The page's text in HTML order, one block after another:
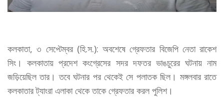
কলকাতা, ৩ সেপ্টেম্বর (হি.স.): অবশেষে গ্রেফতার বিজেপি নেতা রাকেশ
সিং। কলকাতায় প্রদেশ কংগ্রেসের সদর দফতর ভাঙচুরের ঘটনায় নাম
জড়িয়েছিল তার। তবে ঘটনার পর থেকেই সে পলাতক ছিল। মঙ্গলবার রাতে
কলকাতার ট্যাংরা এলাকা থেকে তাকে গ্রেফতার করল পুলিশ।